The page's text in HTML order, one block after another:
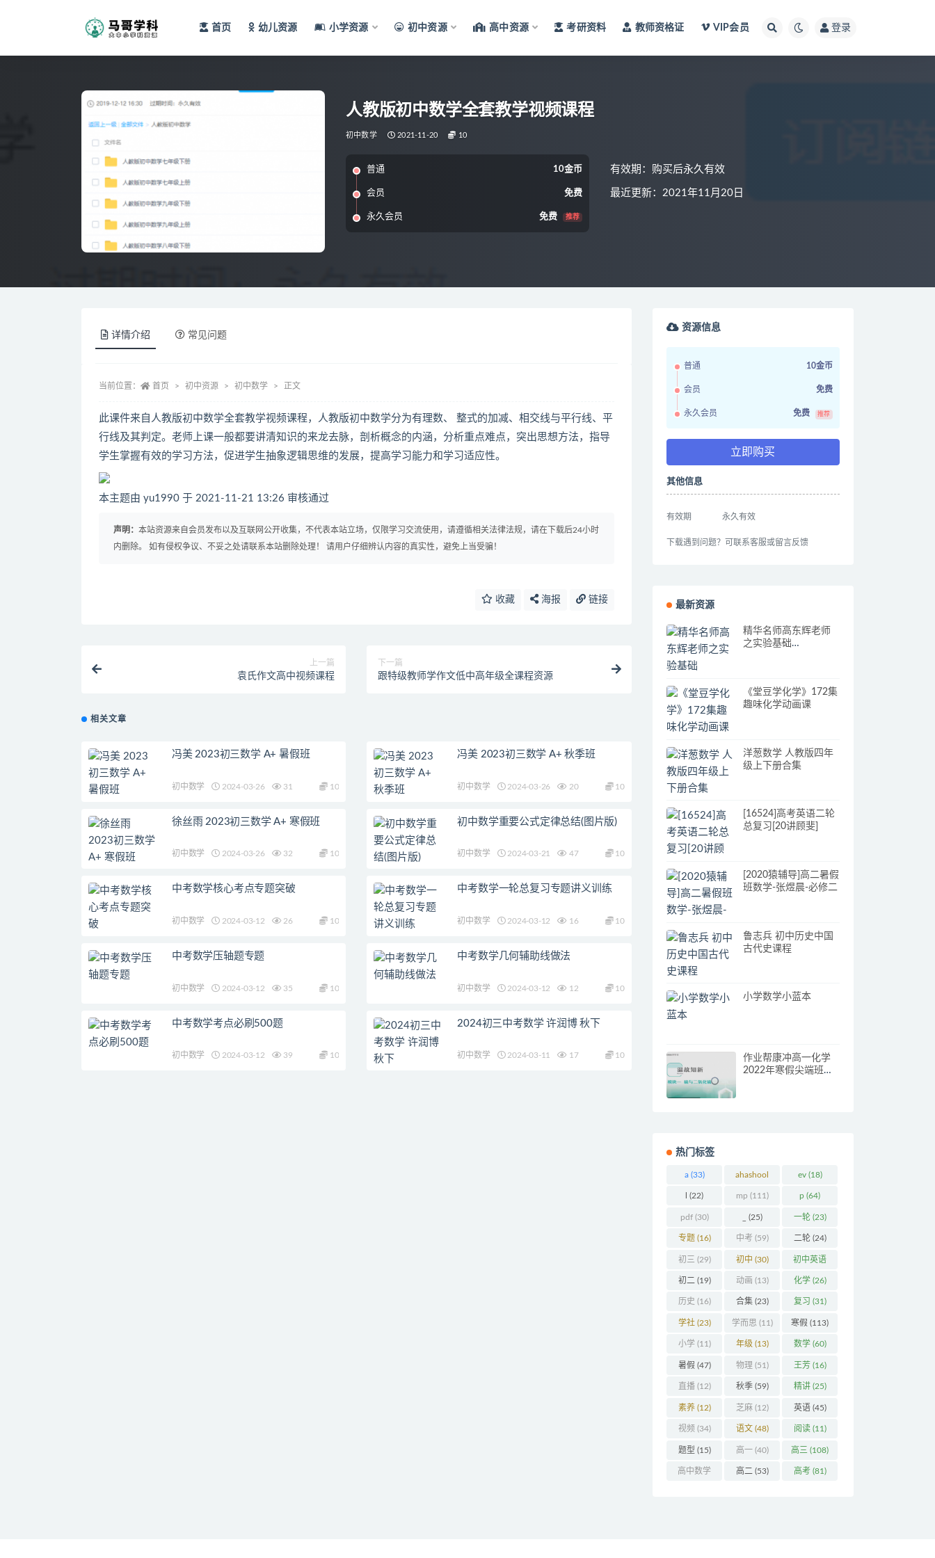
首页 幼儿资源 小学资源 初中资源 高中资源 考研资料 教师资格证 VIP会员 登录
人教版初中数学全套教学视频课程
初中数学 2021-11-20 10
普通 10金币
会员 免费
永久会员 免费 推荐
有效期：购买后永久有效
最近更新：2021年11月20日
详情介绍 常见问题
当前位置： 首页 初中资源 初中数学 正文
此课件来自人教版初中数学全套教学视频课程，人教版初中数学分为有理数、 整式的加减、相交线与平行线、平
行线及其判定。老师上课一般都要讲清知识的来龙去脉，剖析概念的内涵，分析重点难点，突出思想方法，指导
学生掌握有效的学习方法，促进学生抽象逻辑思维的发展，提高学习能力和学习适应性。
本主题由 yu1990 于 2021-11-21 13:26 审核通过
声明： 本站资源来自会员发布以及互联网公开收集，不代表本站立场，仅限学习交流使用，请遵循相关法律法规，请在下载后24小时
内删除。 如有侵权争议、不妥之处请联系本站删除处理！ 请用户仔细辨认内容的真实性，避免上当受骗！
收藏 海报 链接
上一篇
袁氏作文高中视频课程
下一篇
跟特级教师学作文低中高年级全课程资源
相关文章
冯美 2023初三数学 A+ 暑假班
初中数学 2024-03-26 31 10
冯美 2023初三数学 A+ 秋季班
初中数学 2024-03-26 20 10
徐丝雨 2023初三数学 A+ 寒假班
初中数学 2024-03-26 32 10
初中数学重要公式定律总结(图片版)
初中数学 2024-03-21 47 10
中考数学核心考点专题突破
初中数学 2024-03-12 26 10
中考数学一轮总复习专题讲义训练
初中数学 2024-03-12 16 10
中考数学压轴题专题
初中数学 2024-03-12 35 10
中考数学几何辅助线做法
初中数学 2024-03-12 12 10
中考数学考点必刷500题
初中数学 2024-03-12 39 10
2024初三中考数学 许润博 秋下
初中数学 2024-03-11 17 10
资源信息
普通 10金币
会员 免费
永久会员 免费 推荐
立即购买
其他信息
有效期 永久有效
下载遇到问题？可联系客服或留言反馈
最新资源
精华名师高东辉老师
之实验基础
《堂豆学化学》172集
趣味化学动画课
洋葱数学 人教版四年
级上下册合集
[16524]高考英语二轮
总复习[20讲顾斐]
[2020猿辅导]高二暑假
班数学-张煜晨-必修二
鲁志兵 初中历史中国
古代史课程
小学数学小蓝本
作业帮康冲高一化学
2022年寒假尖端班课
热门标签
a(33) ahashool
(29)
ev(18)
(22) mp (111) p (64)
pdf(30) (25) 一轮(23)
专题 (16) 中考 (59) 二轮(24)
初三 (29) 初中 (30) 初中英语
(32)
初二 (19) 动画 (13) 化学(26)
历史 (16) 合集(23) 复习 (31)
学社(23) 学而思 (11) 寒假 (113)
小学(11) 年级 (13) 数学(60)
暑假 (47) 物理 (51) 王芳(16)
直播(12) 秋季(59) 精讲(25)
素养(12) 芝麻(12) 英语(45)
视频 (34) 语文 (48) 阅读(11)
题型 (15) 高一(40) 高三 (108)
高中数学 高二 (53) 高考(81)